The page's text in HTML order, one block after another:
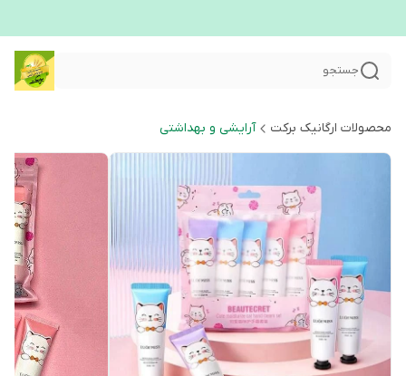
جستجو
محصولات ارگانیک برکت آرایشی و بهداشتی